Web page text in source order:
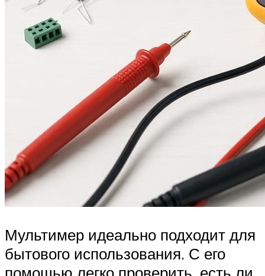
Мультимер идеально подходит для
бытового использования. С его